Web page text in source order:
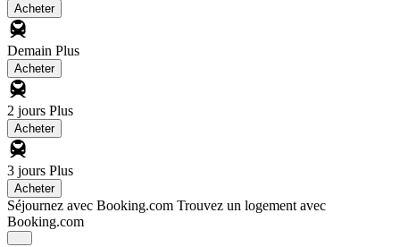
Acheter
Demain Plus
Acheter
2 jours Plus
Acheter
3 jours Plus
Acheter
Séjournez avec Booking.com Trouvez un logement avec
Booking.com